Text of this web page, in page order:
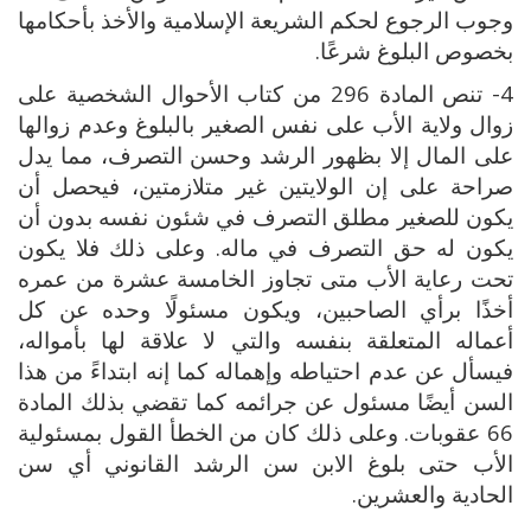
وجوب الرجوع لحكم الشريعة الإسلامية والأخذ بأحكامها
بخصوص البلوغ شرعًا.
4- تنص المادة 296 من كتاب الأحوال الشخصية على
زوال ولاية الأب على نفس الصغير بالبلوغ وعدم زوالها
على المال إلا بظهور الرشد وحسن التصرف، مما يدل
صراحة على إن الولايتين غير متلازمتين، فيحصل أن
يكون للصغير مطلق التصرف في شئون نفسه بدون أن
يكون له حق التصرف في ماله. وعلى ذلك فلا يكون
تحت رعاية الأب متى تجاوز الخامسة عشرة من عمره
أخذًا برأي الصاحبين، ويكون مسئولًا وحده عن كل
أعماله المتعلقة بنفسه والتي لا علاقة لها بأمواله،
فيسأل عن عدم احتياطه وإهماله كما إنه ابتداءً من هذا
السن أيضًا مسئول عن جرائمه كما تقضي بذلك المادة
66 عقوبات. وعلى ذلك كان من الخطأ القول بمسئولية
الأب حتى بلوغ الابن سن الرشد القانوني أي سن
الحادية والعشرين.